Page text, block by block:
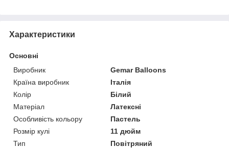
Характеристики
Основні
Виробник
Gemar Balloons
Країна виробник
Італія
Колір
Білий
Матеріал
Латексні
Особливість кольору
Пастель
Розмір кулі
11 дюйм
Тип
Повітряний